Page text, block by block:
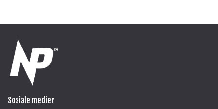
Sosiale medier